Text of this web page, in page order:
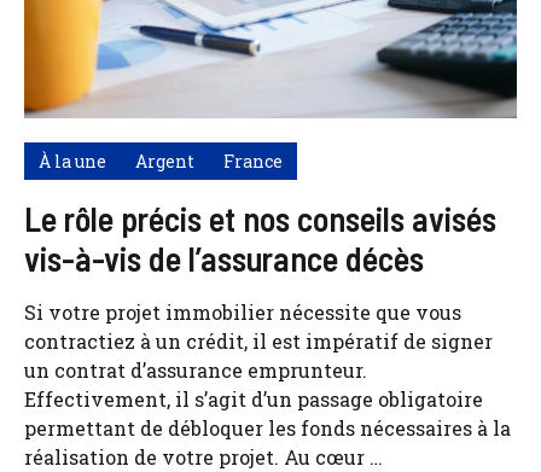
À la une Argent France
Le rôle précis et nos conseils avisés
vis-à-vis de l’assurance décès
Si votre projet immobilier nécessite que vous
contractiez à un crédit, il est impératif de signer
un contrat d’assurance emprunteur.
Effectivement, il s’agit d’un passage obligatoire
permettant de débloquer les fonds nécessaires à la
réalisation de votre projet. Au cœur …